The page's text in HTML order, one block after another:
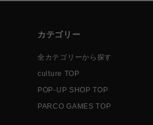
カテゴリー
全カテゴリーから探す
culture TOP
POP-UP SHOP TOP
PARCO GAMES TOP